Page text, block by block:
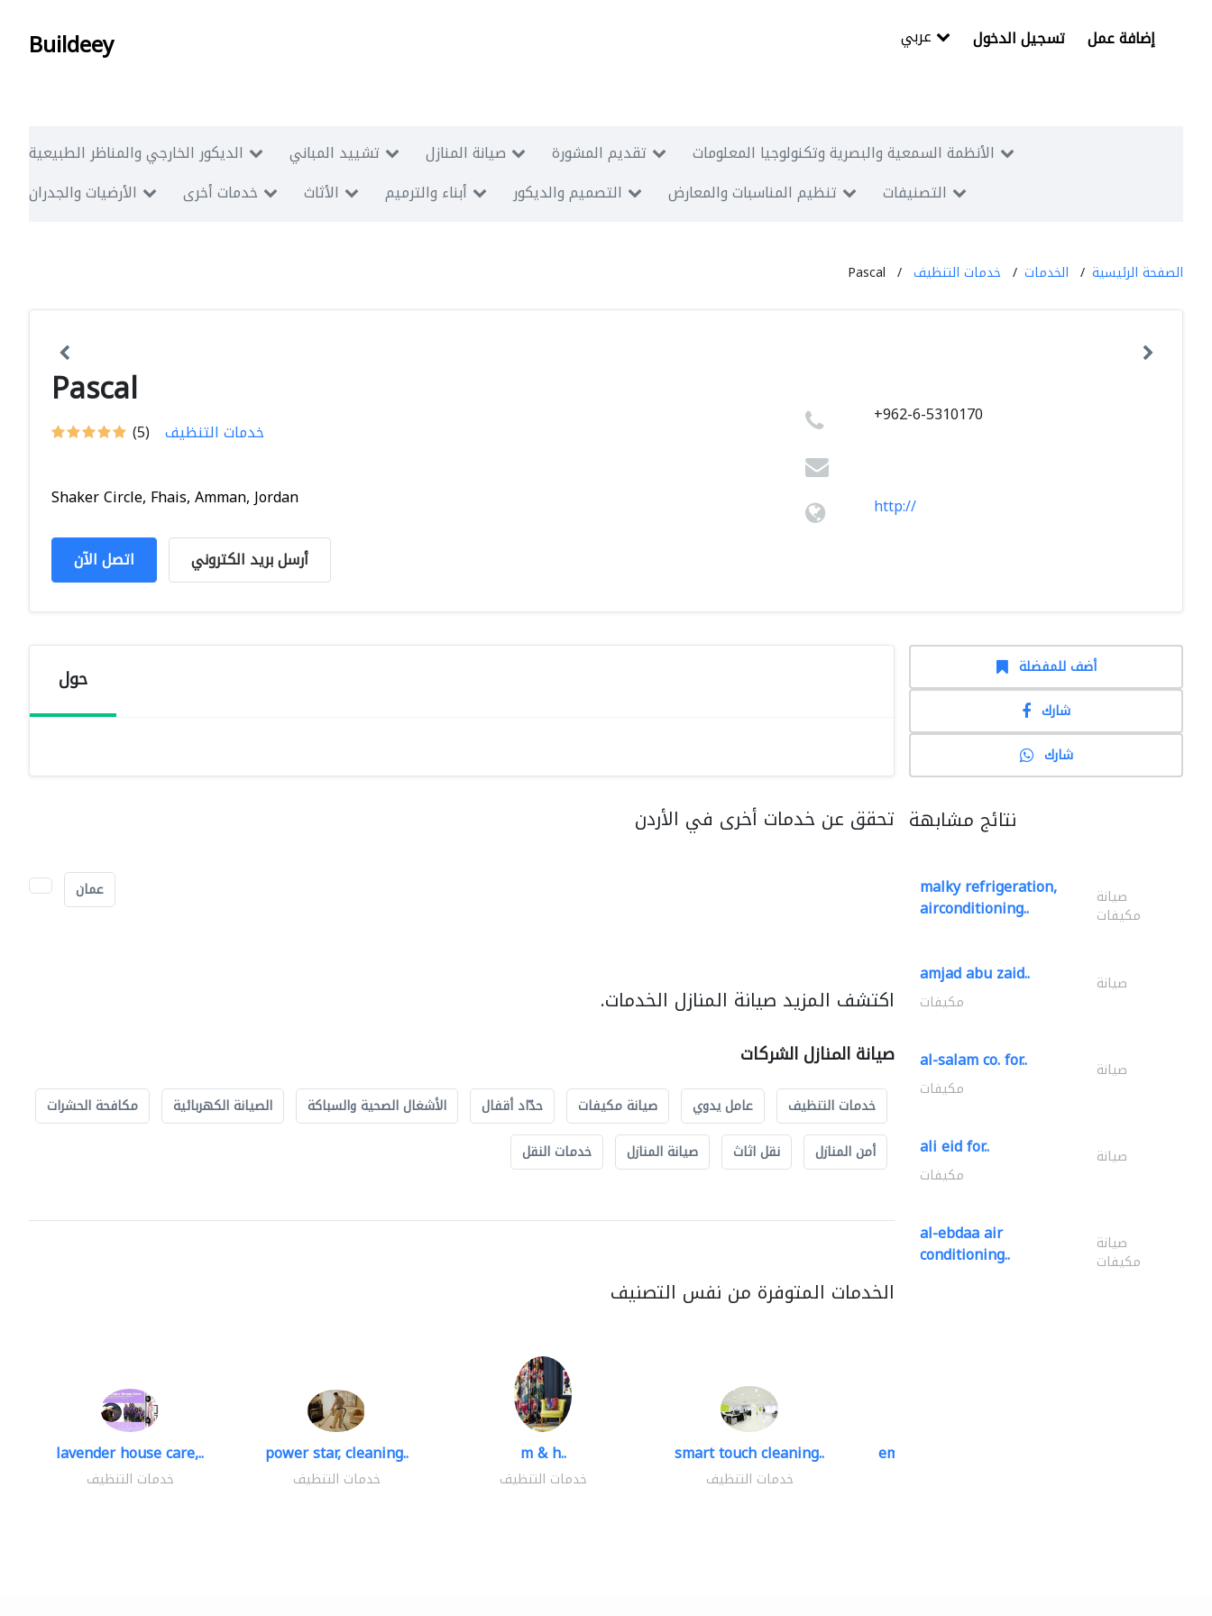
Buildeey تسجيل الدخول إضافة عمل
الديكور الخارجي والمناظر الطبيعية تشييد المباني صيانة المنازل تقديم المشورة
الأنظمة السمعية والبصرية وتكنولوجيا المعلومات
الأرضيات والجدران
خدمات أخرى الأثاث أبناء والترميم التصميم والديكور تنظيم المناسبات والمعارض التصنيفات
الصفحة الرئيسية الخدمات خدمات التنظيف Pascal
Pascal
(5) خدمات التنظيف
Shaker Circle, Fhais, Amman, Jordan
اتصل الآن أرسل بريد الكتروني
+962-6-5310170
http://
حول
تحقق عن خدمات أخرى في الأردن
عمان
اكتشف المزيد صيانة المنازل الخدمات.
صيانة المنازل الشركات
خدمات التنظيف عامل يدوي صيانة مكيفات حدّاد أقفال الأشغال الصحية والسباكة الصيانة الكهربائية
مكافحة الحشرات
أمن المنازل
نقل اثاث صيانة المنازل خدمات النقل
الخدمات المتوفرة من نفس التصنيف
lavender house care,..
خدمات التنظيف
power star, cleaning..
خدمات التنظيف
m & h..
خدمات التنظيف
smart touch cleaning..
خدمات التنظيف
emerald star cleaning..
أضف للمفضلة
شارك
شارك
نتائج مشابهة
malky refrigeration,
airconditioning.. صيانة
مكيفات
amjad abu zaid.. صيانة
مكيفات
al-salam co. for.. صيانة
مكيفات
ali eid for.. صيانة
مكيفات
al-ebdaa air
conditioning.. صيانة
مكيفات